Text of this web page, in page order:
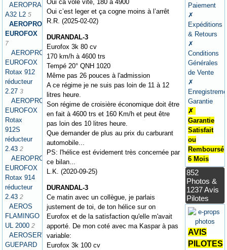
AEROPRAKT
A32 L2 5
AEROPRO
EUROFOX
7
AEROPRO
EUROFOX
Rotax 912
réducteur
2.27 3
AEROPRO
EUROFOX
Rotax
912S
réducteur
2.43 2
AEROPRO
EUROFOX
Rotax 914
réducteur
2.43 2
AEROS
FLAMINGO
UL 2000 2
AEROSERVICES
GUEPARD
Oui ca vole vite, 180 à 4900
Oui c’est leger et ça cogne moins à l’arrêt
R.R. (2025-02-02)
DURANDAL-3
Eurofox 3k 80 cv
170 km/h à 4600 trs
Tempé 20° QNH 1020
Même pas 26 pouces à l'admission
A ce régime je ne suis pas loin de 11 à 12
litres heure.
Son régime de croisière économique doit être
en fait à 4600 trs et 160 Km/h et peut être
pas loin des 10 litres heure.
Que demander de plus au prix du carburant
automobile...
PS: l'hélice est évidement très concernée par
ce bilan...
L.K. (2020-09-25)
DURANDAL-3
Ce matin avec un collègue, je parlais
justement de toi, de ton hélice sur on
Eurofox et de la satisfaction qu'elle m'avait
apporté. De mon coté avec ma Kaspar à pas
variable:
Eurofox 3k 100 cv
Paiement
✗
Expéditions
& Retours
✗
Conditions
Générales
de Vente
✗
Garantie
✗
Garantie
Satisfait
ou
Remboursé
6 Mois
852
Photos &
1237 Avis
Pilotes
AVIS
PILOTES